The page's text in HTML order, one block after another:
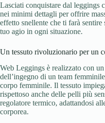
Lasciati conquistare dal leggings
nei minimi dettagli per offrire
effetto snellente che ti farà
tuo agio in ogni situazione.
Un tessuto rivoluzionario per un
Web Leggings è realizzato con
dell’ingegno di un team
corpo femminile. Il tessuto
rispettoso anche delle pelli più
regolatore termico, adattandosi
corporea.